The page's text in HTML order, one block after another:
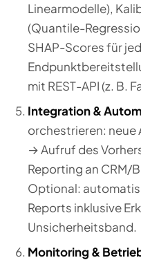
Linearmodelle),
(Quantile-
SHAP-Scores für
mit REST-API (z. B.
Integration &
orchestrieren:
→ Aufruf des
Reporting an CRM/
Optional:
Reports inklusive
Unsicherheitsband.
Monitoring &